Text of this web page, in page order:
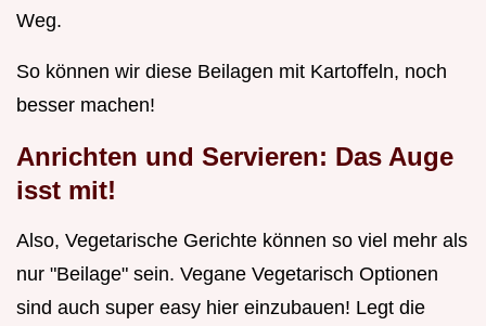
Weg.
So können wir diese Beilagen mit Kartoffeln, noch
besser machen!
Anrichten und Servieren: Das Auge
isst mit!
Also, Vegetarische Gerichte können so viel mehr als
nur "Beilage" sein. Vegane Vegetarisch Optionen
sind auch super easy hier einzubauen! Legt die